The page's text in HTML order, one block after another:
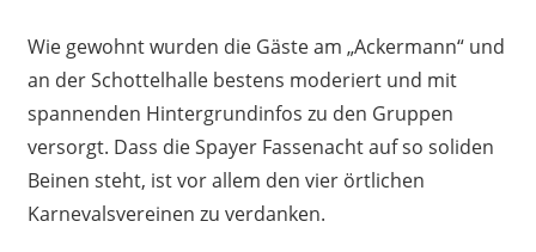
Wie gewohnt wurden die Gäste am „Ackermann“ und
an der Schottelhalle bestens moderiert und mit
spannenden Hintergrundinfos zu den Gruppen
versorgt. Dass die Spayer Fassenacht auf so soliden
Beinen steht, ist vor allem den vier örtlichen
Karnevalsvereinen zu verdanken.